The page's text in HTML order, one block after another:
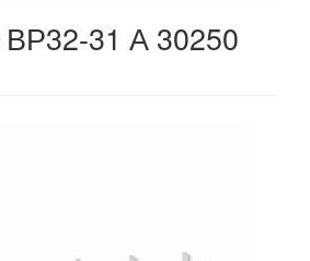
ВР32-31 А 30250